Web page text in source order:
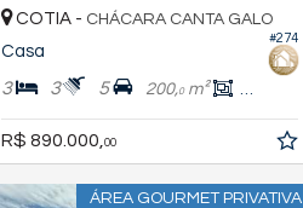
#274
COTIA - CHÁCARA CANTA GALO
Casa
3 3 5 200,0m² 130,
R$ 890.000, 00
ÁREA GOURMET PRIVATIVA